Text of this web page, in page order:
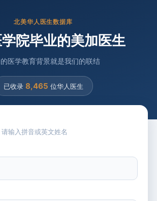
北美华人医生数据库
院毕业的美加医生
医学教育背景就是我们的联结
已收录 8,465 位华人医生
输入拼音或英文姓名